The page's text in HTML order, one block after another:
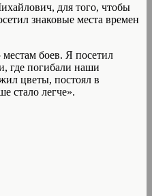
для того, чтобы
знаковые места времен
местам боев. Я посетил
где погибали наши
цветы, постоял в
стало легче».